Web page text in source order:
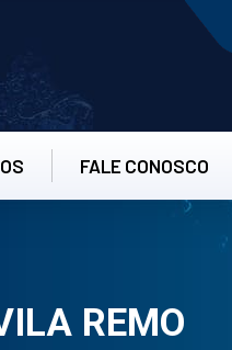
FALE CONOSCO
REMO